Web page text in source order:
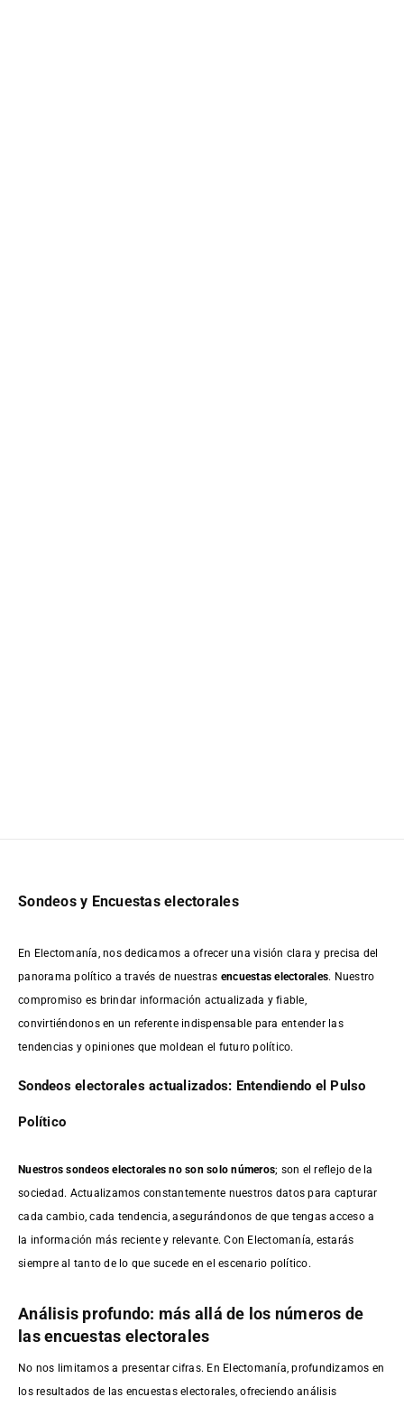
Sondeos y Encuestas electorales
En Electomanía, nos dedicamos a ofrecer una visión clara y precisa del
panorama político a través de nuestras encuestas electorales. Nuestro
compromiso es brindar información actualizada y fiable,
convirtiéndonos en un referente indispensable para entender las
tendencias y opiniones que moldean el futuro político.
Sondeos electorales actualizados: Entendiendo el Pulso
Político
Nuestros sondeos electorales no son solo números; son el reflejo de la
sociedad. Actualizamos constantemente nuestros datos para capturar
cada cambio, cada tendencia, asegurándonos de que tengas acceso a
la información más reciente y relevante. Con Electomanía, estarás
siempre al tanto de lo que sucede en el escenario político.
Análisis profundo: más allá de los números de
las encuestas electorales
No nos limitamos a presentar cifras. En Electomanía, profundizamos en
los resultados de las encuestas electorales, ofreciendo análisis